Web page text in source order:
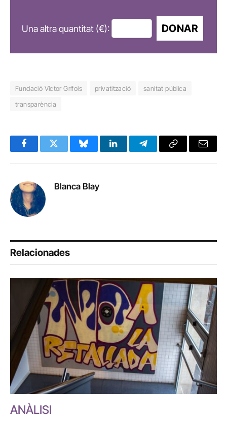
Una altra quantitat (€): DONAR
Fundació Víctor Grífols privatització
sanitat pública
transparència
FacebookTwitter BlueskyLinkedInTelegramCopy
Email
Blanca Blay
Relacionades
ANÀLISI